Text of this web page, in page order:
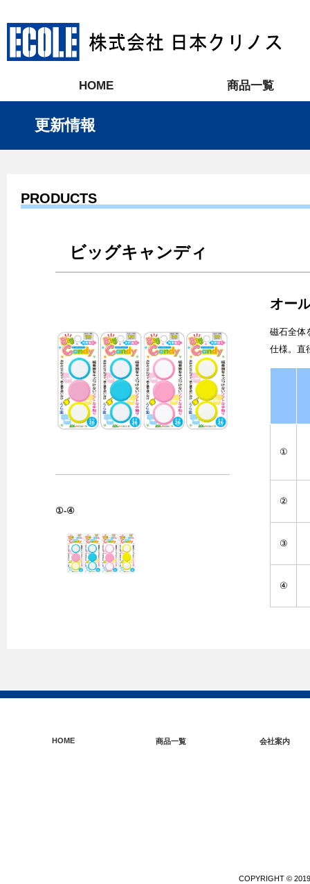
HOME 商品一覧
更新情報
PRODUCTS
ビッグキャンディ
①-④
オー
磁石全体
仕様。直
①
②
③
④
HOME 商品一覧 会社案内
COPYRIGHT ©